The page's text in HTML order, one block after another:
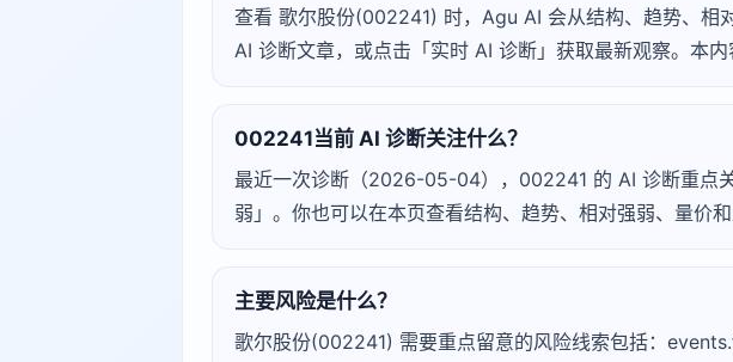
查看 歌尔股份(002241) 时，Agu AI 会从结构、趋势、相
AI 诊断文章，或点击「实时 AI 诊断」获取最新观察。本内
002241当前 AI 诊断关注什么？
最近一次诊断（2026-05-04），002241 的 AI 诊断重点
弱」。你也可以在本页查看结构、趋势、相对强弱、量价和
主要风险是什么？
歌尔股份(002241) 需要重点留意的风险线索包括：